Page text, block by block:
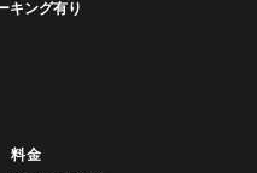
キング有り
料金